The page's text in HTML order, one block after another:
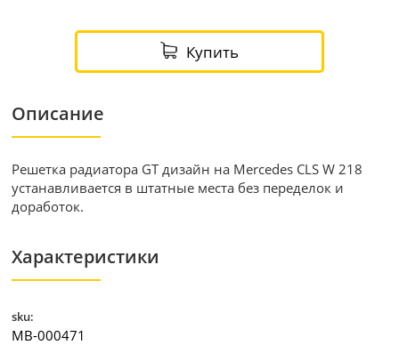
Купить
Описание
Решетка радиатора GT дизайн на Mercedes CLS W 218
устанавливается в штатные места без переделок и
доработок.
Характеристики
sku:
MB-000471